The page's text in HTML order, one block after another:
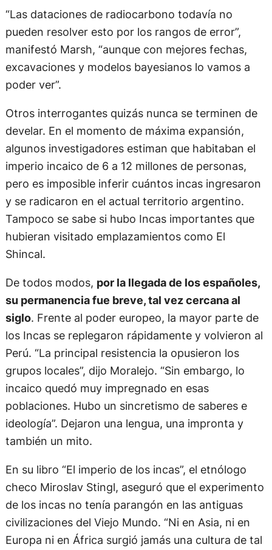
“Las dataciones de radiocarbono todavía no
pueden resolver esto por los rangos de error”,
manifestó Marsh, “aunque con mejores fechas,
excavaciones y modelos bayesianos lo vamos a
poder ver”.
Otros interrogantes quizás nunca se terminen de
develar. En el momento de máxima expansión,
algunos investigadores estiman que habitaban el
imperio incaico de 6 a 12 millones de personas,
pero es imposible inferir cuántos incas ingresaron
y se radicaron en el actual territorio argentino.
Tampoco se sabe si hubo Incas importantes que
hubieran visitado emplazamientos como El
Shincal.
De todos modos, por la llegada de los españoles,
su permanencia fue breve, tal vez cercana al
siglo. Frente al poder europeo, la mayor parte de
los Incas se replegaron rápidamente y volvieron al
Perú. “La principal resistencia la opusieron los
grupos locales”, dijo Moralejo. “Sin embargo, lo
incaico quedó muy impregnado en esas
poblaciones. Hubo un sincretismo de saberes e
ideología”. Dejaron una lengua, una impronta y
también un mito.
En su libro “El imperio de los incas”, el etnólogo
checo Miroslav Stingl, aseguró que el experimento
de los incas no tenía parangón en las antiguas
civilizaciones del Viejo Mundo. “Ni en Asia, ni en
Europa ni en África surgió jamás una cultura de tal